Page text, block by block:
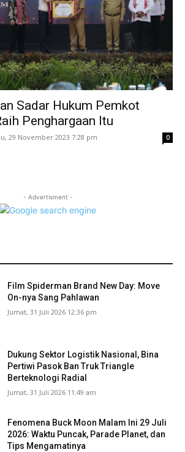
Sadar Hukum Pemkot
Penghargaan Itu
29 November 2023 7:28 pm 0
- Advertisment -
Film Spiderman Brand New Day: Move
On-nya Sang Pahlawan
Jumat, 31 Juli 2026 12:36 pm
Dukung Sektor Logistik Nasional, Bina
Pertiwi Pasok Ban Truk Triangle
Berteknologi Radial
Jumat, 31 Juli 2026 11:49 am
Fenomena Buck Moon Malam Ini 29 Juli
2026: Waktu Puncak, Parade Planet, dan
Tips Mengamatinya